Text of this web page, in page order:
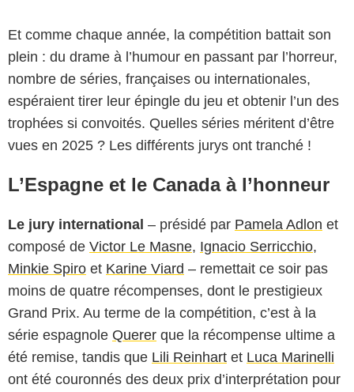
Et comme chaque année, la compétition battait son
plein : du drame à l’humour en passant par l’horreur,
nombre de séries, françaises ou internationales,
espéraient tirer leur épingle du jeu et obtenir l’un des
trophées si convoités. Quelles séries méritent d’être
vues en 2025 ? Les différents jurys ont tranché !
L’Espagne et le Canada à l’honneur
Le jury international – présidé par Pamela Adlon et
composé de Victor Le Masne, Ignacio Serricchio,
Minkie Spiro et Karine Viard – remettait ce soir pas
moins de quatre récompenses, dont le prestigieux
Grand Prix. Au terme de la compétition, c’est à la
série espagnole Querer que la récompense ultime a
été remise, tandis que Lili Reinhart et Luca Marinelli
ont été couronnés des deux prix d’interprétation pour